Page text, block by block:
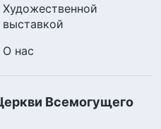
Художественной
выставкой
О нас
Всемогущего